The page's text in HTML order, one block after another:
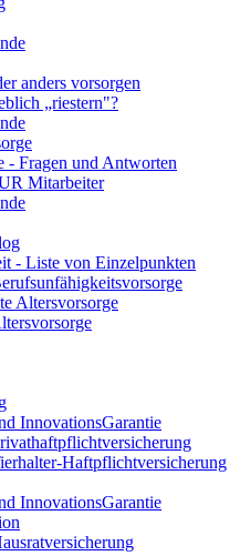
anders vorsorgen
„riestern"?
- Fragen und Antworten
Mitarbeiter
- Liste von Einzelpunkten
Altersvorsorge
InnovationsGarantie
Haftpflichtversicherung
InnovationsGarantie